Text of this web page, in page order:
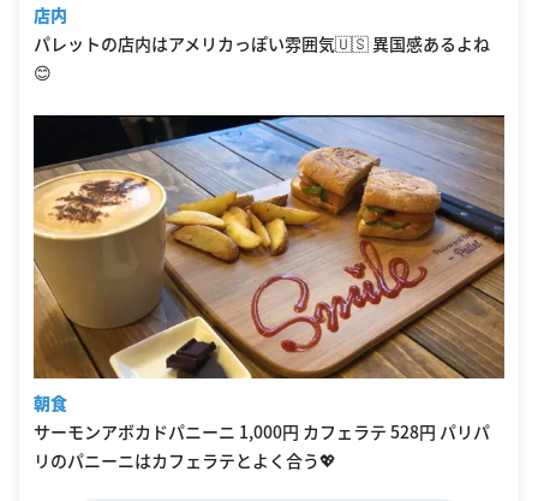
店内
パレットの店内はアメリカっぽい雰囲気🇺🇸 異国感あるよね
😊
朝食
サーモンアボカドパニーニ 1,000円 カフェラテ 528円 パリパ
リのパニーニはカフェラテとよく合う💖